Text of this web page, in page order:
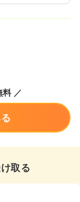
料 ／
取る